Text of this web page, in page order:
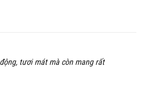
tươi mát mà còn mang rất